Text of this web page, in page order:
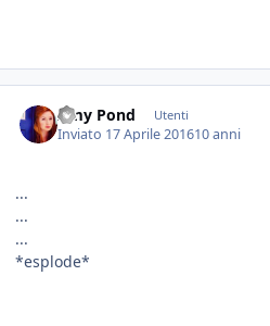
Amy Pond Utenti
Inviato 17 Aprile 201610 anni
...
...
...
*esplode*